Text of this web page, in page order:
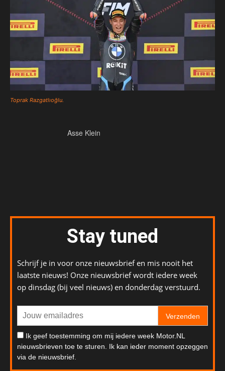
Toprak Razgatlıoğlu.
Asse Klein
Stay tuned
Schrijf je in voor onze nieuwsbrief en mis nooit het
laatste nieuws! Onze nieuwsbrief wordt iedere week
op dinsdag (bij veel nieuws) en donderdag verstuurd.
Verzenden
Ik geef toestemming om mij iedere week Motor.NL
nieuwsbrieven toe te sturen. Ik kan ieder moment opzeggen
via de nieuwsbrief.